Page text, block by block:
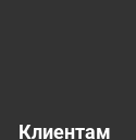
Клиентам